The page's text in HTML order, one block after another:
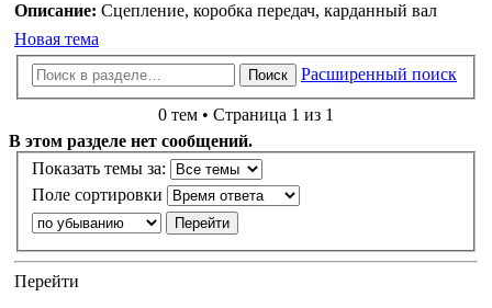
Описание: Сцепление, коробка передач, карданный вал
Новая тема
Поиск Расширенный поиск
0 тем • Страница 1 из 1
В этом разделе нет сообщений.
Показать темы за:
Поле сортировки
Перейти